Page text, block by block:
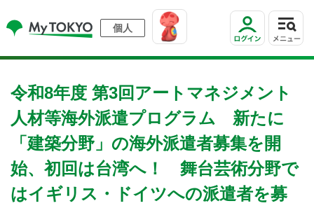
個人
令和8年度 第3回アートマネジメント
人材等海外派遣プログラム 新たに
「建築分野」の海外派遣者募集を開
始、初回は台湾へ！ 舞台芸術分野で
はイギリス・ドイツへの派遣者を募